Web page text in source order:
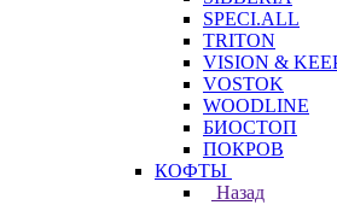
SPECI.ALL
TRITON
VISION &
VOSTOK
WOODLINE
БИОСТОП
ПОКРОВ
КОФТЫ
Назад